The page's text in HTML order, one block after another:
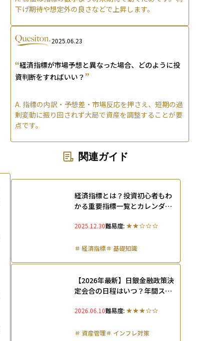
下げ期待や想定外の良さなどで上昇します。
2025.06.23
“経済指標が市場予想と異なった場合、どのように投
資判断をすればいい？ ”
A. 指標の内訳・予想差・市場反応を押さえ、短期の過
剰変動に振り回されず大局で資産を調整することが要
点です。
関連ガイド
経済指標とは？投資初心者もわ
かる重要指標一覧とカレンダー
2025.12.30難易度:
＃経済指標＃基礎知識
【2026年最新】日銀金融政策決
定会合の日程はいつ？年間スケ
影響を解説
2026.06.10難易度:
＃資産管理＃ インフレ対策